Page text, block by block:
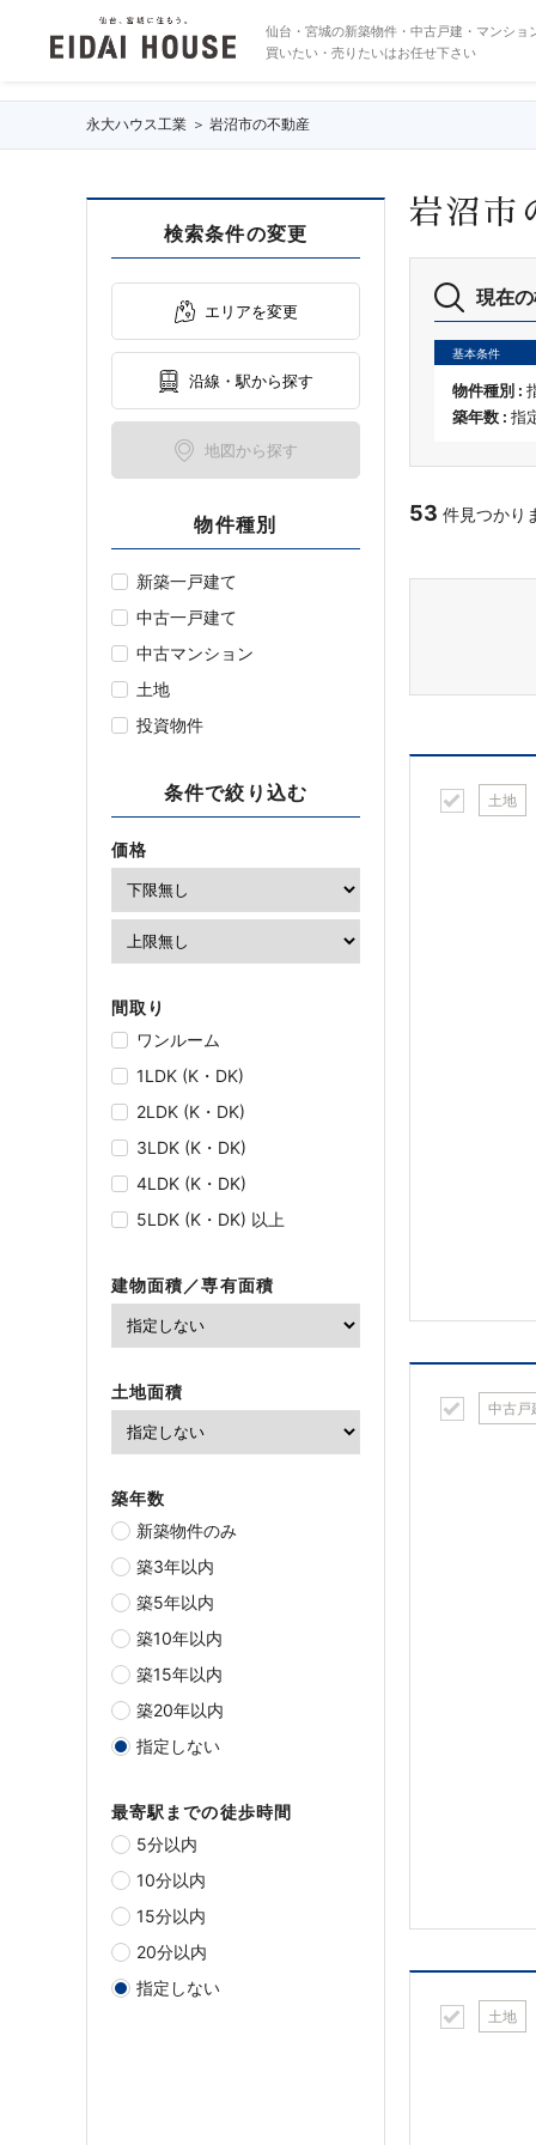
仙台・宮城の新築物件・中古戸建・マンショ
買いたい・売りたいはお任せ下さい
永大ハウス工業 岩沼市の不動産
検索条件の変更
エリアを変更
沿線・駅から探す
地図から探す
物件種別
新築一戸建て
中古一戸建て
中古マンション
土地
投資物件
条件で絞り込む
価格
間取り
ワンルーム
1LDK (K・DK)
2LDK (K・DK)
3LDK (K・DK)
4LDK (K・DK)
5LDK (K・DK) 以上
建物面積／専有面積
土地面積
築年数
新築物件のみ
築3年以内
築5年以内
築10年以内
築15年以内
築20年以内
指定しない
最寄駅までの徒歩時間
5分以内
10分以内
15分以内
20分以内
指定しない
岩沼市
現在
基本条件
物件種別 :
築年数 : 指
53 件見つかり
土地
中古戸
土地